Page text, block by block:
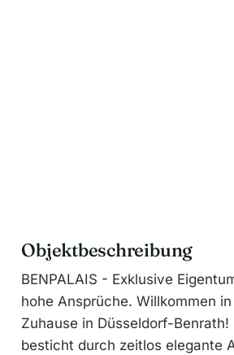
Objektbeschreibung
BENPALAIS - Exklusive
hohe Ansprüche. Willkommen
Zuhause in Düsseldorf-Benrath!
besticht durch zeitlos elegante